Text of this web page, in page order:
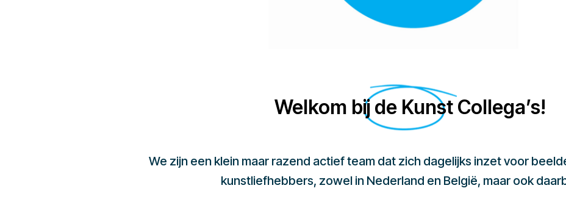
Welkom bij de Kunst Collega’s!
We zijn een klein maar razend actief team dat zich dagelijks inzet voor
kunstliefhebbers, zowel in Nederland en België, maar ook